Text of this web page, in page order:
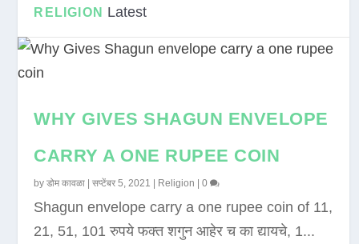
RELIGION Latest
WHY GIVES SHAGUN ENVELOPE
CARRY A ONE RUPEE COIN
byडोम कावळा |सप्टेंबर 5, 2021 Religion |0
Shagun envelope carry a one rupee coin of 11,
21, 51, 101 रुपये फक्त शगुन आहेर च का द्यायचे, 1...